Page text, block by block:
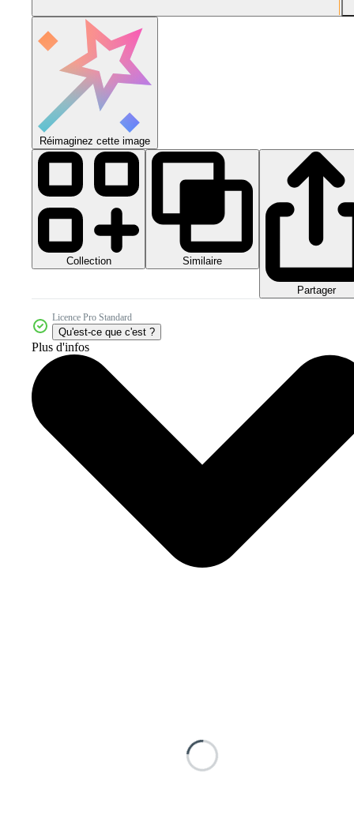
Réimaginez cette image
Collection Similaire
Partager
Licence Pro Standard
Qu'est-ce que c'est ?
Plus d'infos